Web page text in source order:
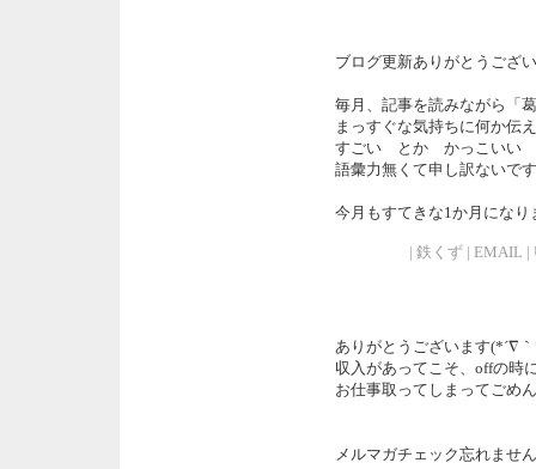
ブログ更新ありがとうござ
毎月、記事を読みながら「
まっすぐな気持ちに何か伝
すごい とか かっこいい
語彙力無くて申し訳ないで
今月もすてきな1か月になり
| 鉄くず | EMAIL |
ありがとうございます(*´∇
収入があってこそ、offの時
お仕事取ってしまってごめ
メルマガチェック忘れませ